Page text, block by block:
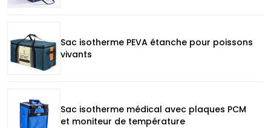
Sac isotherme PEVA étanche pour poissons
vivants
Sac isotherme médical avec plaques PCM
et moniteur de température